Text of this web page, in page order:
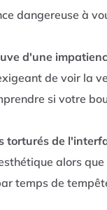
dangereuse à
d'une
de voir la
si votre
torturés de
alors
temps de